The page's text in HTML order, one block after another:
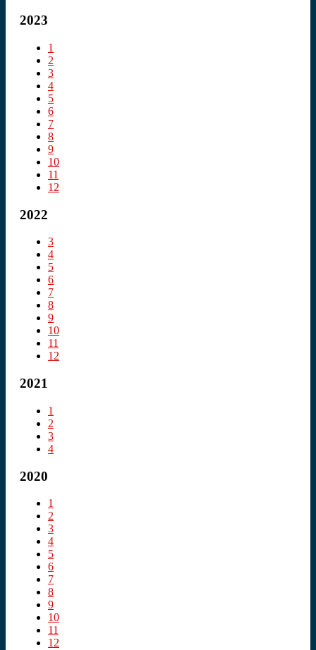
2023
1
2
3
4
5
6
7
8
9
10
11
12
2022
3
4
5
6
7
8
9
10
11
12
2021
1
2
3
4
2020
1
2
3
4
5
6
7
8
9
10
11
12